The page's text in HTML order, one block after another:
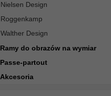
Nielsen Design
Roggenkamp
Walther Design
Ramy do obrazów na wymiar
Passe-partout
Akcesoria